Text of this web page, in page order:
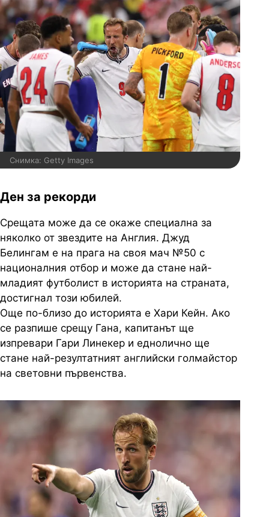
Снимка: Getty Images
Ден за рекорди
Срещата може да се окаже специална за
няколко от звездите на Англия. Джуд
Белингам е на прага на своя мач №50 с
националния отбор и може да стане най-
младият футболист в историята на страната,
достигнал този юбилей.
Още по-близо до историята е Хари Кейн. Ако
се разпише срещу Гана, капитанът ще
изпревари Гари Линекер и еднолично ще
стане най-резултатният английски голмайстор
на световни първенства.